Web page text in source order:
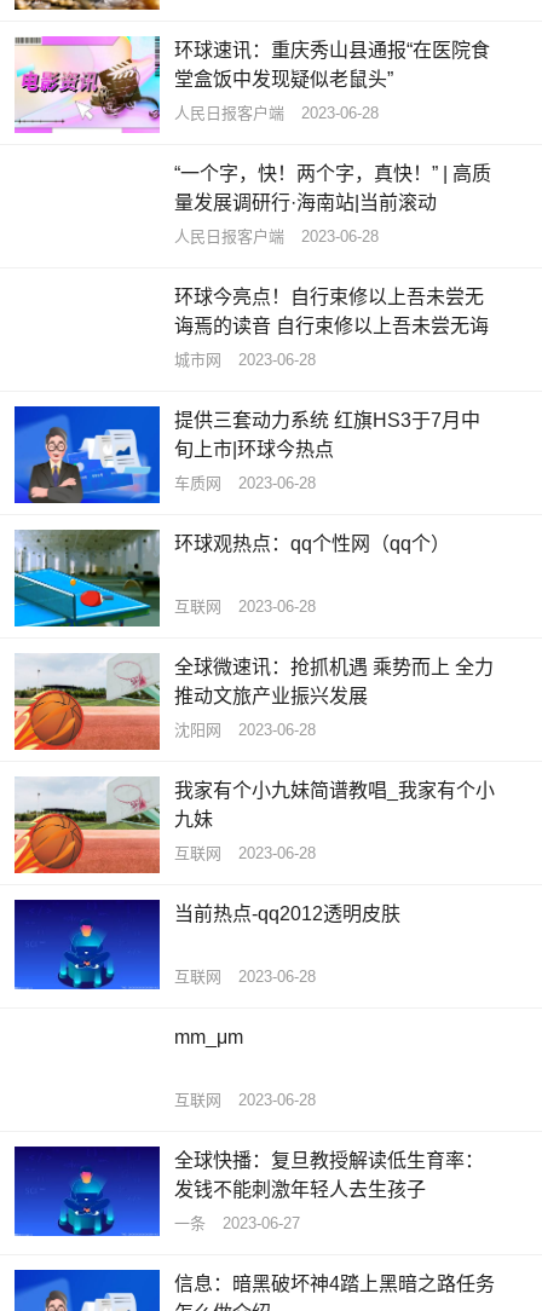
环球速讯：重庆秀山县通报“在医院食
堂盒饭中发现疑似老鼠头”
人民日报客户端 2023-06-28
“一个字，快！两个字，真快！” | 高质
量发展调研行·海南站|当前滚动
​人民日报客户端 2023-06-28
环球今亮点！自行束修以上吾未尝无
诲焉的读音 自行束修以上吾未尝无诲
城市网 2023-06-28
提供三套动力系统 红旗HS3于7月中
旬上市|环球今热点
车质网 2023-06-28
环球观热点：qq个性网（qq个）
互联网 2023-06-28
全球微速讯：抢抓机遇 乘势而上 全力
推动文旅产业振兴发展
沈阳网 2023-06-28
我家有个小九妹简谱教唱_我家有个小
九妹
互联网 2023-06-28
当前热点-qq2012透明皮肤
互联网 2023-06-28
mm_μm
互联网 2023-06-28
全球快播：复旦教授解读低生育率：
发钱不能刺激年轻人去生孩子
一条 2023-06-27
信息：暗黑破坏神4踏上黑暗之路任务